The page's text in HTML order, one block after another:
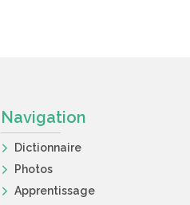
Navigation
Dictionnaire
Photos
Apprentissage